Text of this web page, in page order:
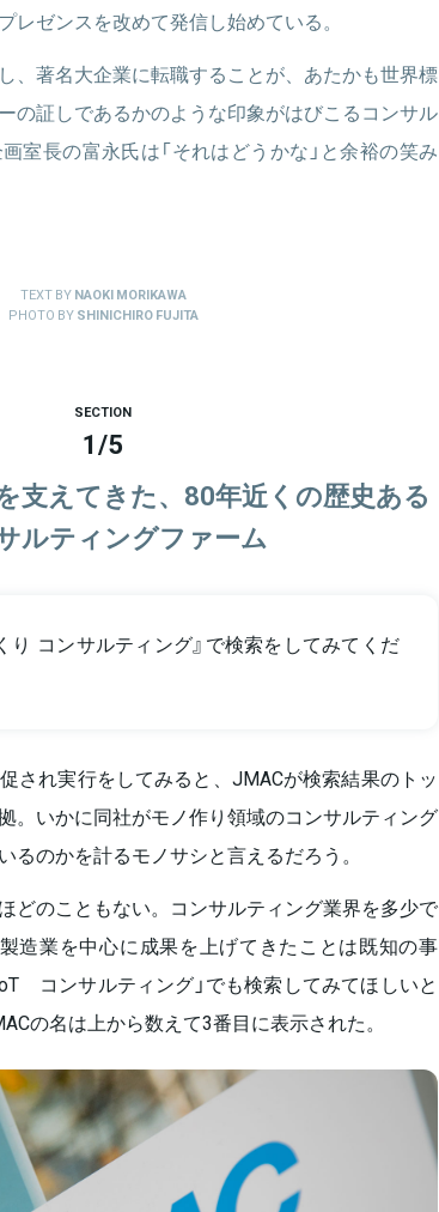
レゼンスを改めて発信し始めている。
、著名大企業に転職することが、あたかも世界標
の証しであるかのような印象がはびこるコンサル
室長の富永氏は「それはどうかな」と余裕の笑み
TEXT BYNAOKI MORIKAWA
PHOTO BYSHINICHIRO FUJITA
SECTION
1/5
支えてきた、80年近くの歴史ある
ルティングファーム
り コンサルティング』で検索をしてみてくだ
され実行をしてみると、JMACが検索結果のトッ
。いかに同社がモノ作り領域のコンサルティング
るのかを計るモノサシと言えるだろう。
どのこともない。コンサルティング業界を多少で
造業を中心に成果を上げてきたことは既知の事
コンサルティング」でも検索してみてほしいと
の名は上から数えて3番目に表示された。